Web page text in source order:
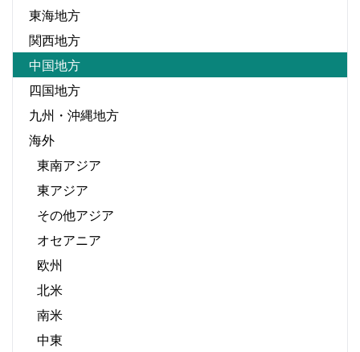
東海地方
関西地方
中国地方
四国地方
九州・沖縄地方
海外
東南アジア
東アジア
その他アジア
オセアニア
欧州
北米
南米
中東